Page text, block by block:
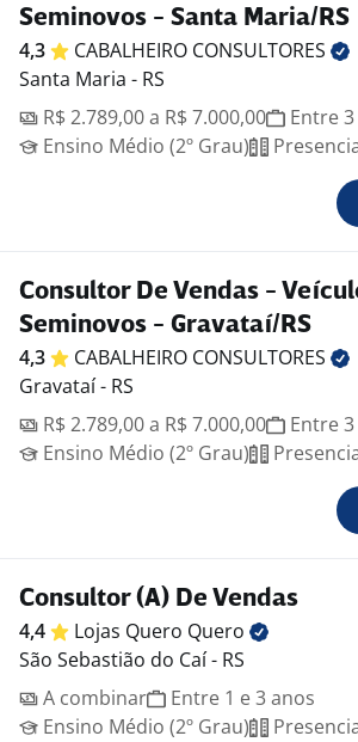
Seminovos - Santa Maria/RS
4,3 CABALHEIRO CONSULTORES
Santa Maria - RS
R$ 2.789,00 a R$ 7.000,00
Entre
Ensino Médio (2º Grau)
Consultor De Vendas -
Seminovos - Gravataí/RS
4,3 CABALHEIRO CONSULTORES
Gravataí - RS
R$ 2.789,00 a R$ 7.000,00
Entre
Ensino Médio (2º Grau)
Consultor (A) De Vendas
4,4 Lojas Quero Quero
São Sebastião do Caí - RS
A combinar
Entre 1 e 3 anos
Ensino Médio (2º Grau)